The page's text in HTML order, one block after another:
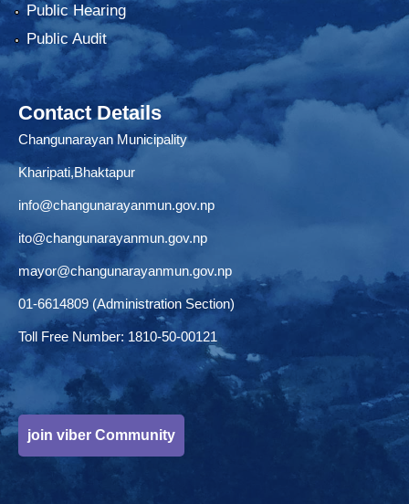
Public Hearing
Public Audit
Contact Details
Changunarayan Municipality
Kharipati,Bhaktapur
info@changunarayanmun.gov.np
ito@changunarayanmun.gov.np
mayor@changunarayanmun.gov.np
01-6614809 (Administration Section)
Toll Free Number: 1810-50-00121
join viber Community